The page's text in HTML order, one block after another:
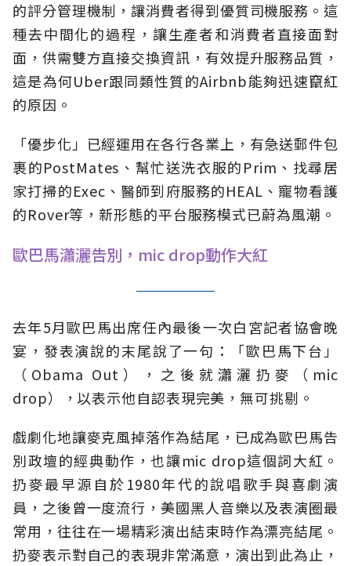
的評分管理機制，讓消費者得到優質司機服務。這
種去中間化的過程，讓生產者和消費者直接面對
面，供需雙方直接交換資訊，有效提升服務品質，
這是為何Uber跟同類性質的Airbnb能夠迅速竄紅
的原因。
「優步化」已經運用在各行各業上，有急送郵件包
裹的PostMates、幫忙送洗衣服的Prim、找尋居
家打掃的Exec、醫師到府服務的HEAL、寵物看護
的Rover等，新形態的平台服務模式已蔚為風潮。
歐巴馬瀟灑告別，mic drop動作大紅
去年5月歐巴馬出席任內最後一次白宮記者協會晚
宴，發表演說的末尾說了一句：「歐巴馬下台」
（Obama Out），之後就瀟灑扔麥（mic
drop），以表示他自認表現完美，無可挑剔。
戲劇化地讓麥克風掉落作為結尾，已成為歐巴馬告
別政壇的經典動作，也讓mic drop這個詞大紅。
扔麥最早源自於1980年代的說唱歌手與喜劇演
員，之後曾一度流行，美國黑人音樂以及表演圈最
常用，往往在一場精彩演出結束時作為漂亮結尾。
扔麥表示對自己的表現非常滿意，演出到此為止，